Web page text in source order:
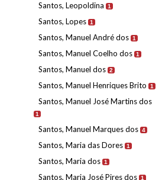
Santos, Leopoldina 1
Santos, Lopes 1
Santos, Manuel André dos 1
Santos, Manuel Coelho dos 1
Santos, Manuel dos 2
Santos, Manuel Henriques Brito 1
Santos, Manuel José Martins dos
1
Santos, Manuel Marques dos 4
Santos, Maria das Dores 1
Santos, Maria dos 1
Santos, Maria José Pires dos 1